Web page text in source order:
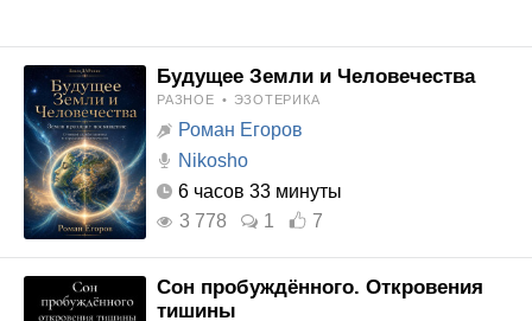
Будущее Земли и Человечества
РАЗНОЕ • ЭЗОТЕРИКА
Роман Егоров
Nikosho
6 часов 33 минуты
3 778
1 7
Сон пробуждённого. Откровения
тишины